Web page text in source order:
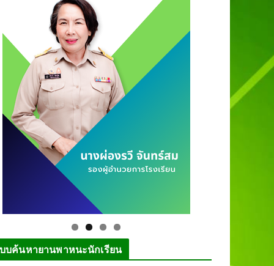
บค้นหายานพาหนะนักเรียน